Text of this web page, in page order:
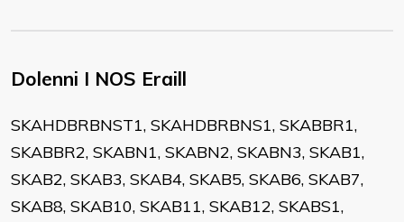
Dolenni I NOS Eraill
​SKAHDBRBNST1, SKAHDBRBNS1, SKABBR1,
SKABBR2, SKABN1, SKABN2, SKABN3, SKAB1,
SKAB2, SKAB3, SKAB4, SKAB5, SKAB6, SKAB7,
SKAB8, SKAB10, SKAB11, SKAB12, SKABS1,